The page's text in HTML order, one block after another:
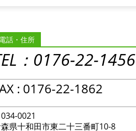
話・住所
：0176-22-1456
: 0176-22-1862
0021
県十和田市東二十三番町10-8